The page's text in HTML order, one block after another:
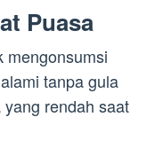
Puasa
mengonsumsi
tanpa gula
rendah saat